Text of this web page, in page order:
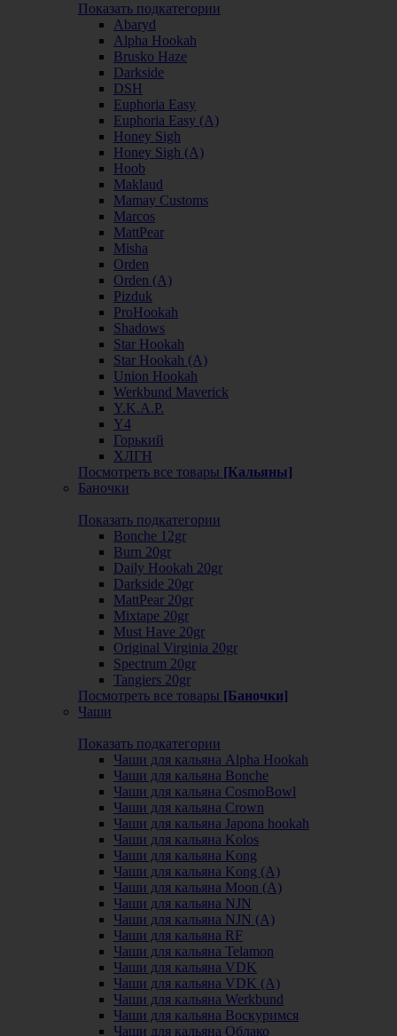
Показать подкатегории
Abaryd
Alpha Hookah
Brusko Haze
Darkside
DSH
Euphoria Easy
Euphoria Easy (А)
Honey Sigh
Honey Sigh (А)
Hoob
Maklaud
Mamay Customs
Marcos
MattPear
Misha
Orden
Orden (А)
Pizduk
ProHookah
Shadows
Star Hookah
Star Hookah (А)
Union Hookah
Werkbund Maverick
Y.K.A.P.
Y4
Горький
ХЛГН
Посмотреть все товары [Кальяны]
Баночки
Показать подкатегории
Bonche 12gr
Burn 20gr
Daily Hookah 20gr
Darkside 20gr
MattPear 20gr
Mixtape 20gr
Must Have 20gr
Original Virginia 20gr
Spectrum 20gr
Tangiers 20gr
Посмотреть все товары [Баночки]
Чаши
Показать подкатегории
Чаши для кальяна Alpha Hookah
Чаши для кальяна Bonche
Чаши для кальяна CosmoBowl
Чаши для кальяна Crown
Чаши для кальяна Japona hookah
Чаши для кальяна Kolos
Чаши для кальяна Kong
Чаши для кальяна Kong (A)
Чаши для кальяна Moon (А)
Чаши для кальяна NJN
Чаши для кальяна NJN (А)
Чаши для кальяна RF
Чаши для кальяна Telamon
Чаши для кальяна VDK
Чаши для кальяна VDK (А)
Чаши для кальяна Werkbund
Чаши для кальяна Воскуримся
Чаши для кальяна Облако